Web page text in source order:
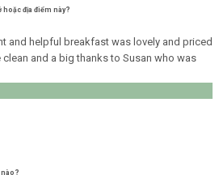
hoặc địa điểm này?
and helpful breakfast was lovely and priced
and a big thanks to Susan who was
nào?